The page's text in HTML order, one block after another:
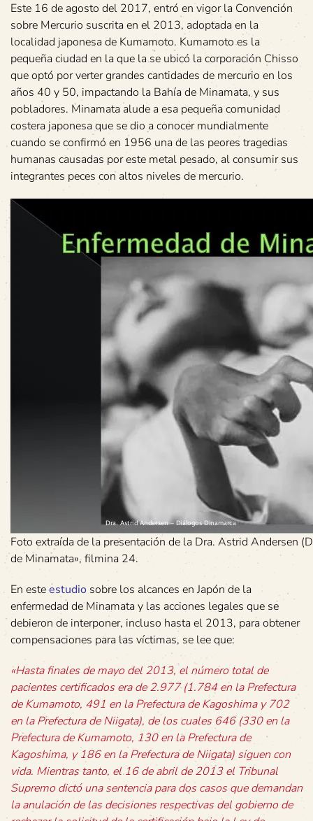
Este 16 de agosto del 2017, entró en vigor la Convención
sobre Mercurio suscrita en el 2013, adoptada en la
localidad japonesa de Kumamoto. Kumamoto es la
pequeña ciudad en la que la se ubicó la corporación Chisso
que optó por verter grandes cantidades de mercurio en los
años 40 y 50, impactando la Bahía de Minamata, y sus
pobladores. Minamata alude a esa pequeña comunidad
costera japonesa que se dio a conocer mundialmente
cuando se confirmó en 1956 una de las peores tragedias
humanas causadas por este metal pesado, al consumir sus
integrantes peces con altos niveles de mercurio.
Foto extraída de la presentación de la Dra. Astrid Andersen
de Minamata», filmina 24.
En esteestudio sobre los alcances en Japón de la
enfermedad de Minamata y las acciones legales que se
debieron de interponer, incluso hasta el 2013, para obtener
compensaciones para las víctimas, se lee que:
«Hasta finales de mayo del 2013, el número total de
pacientes certificados era de 2.977 (1.784 en la Prefectura
de Kumamoto, 491 en la Prefectura de Kagoshima y 702
en la Prefectura de Niigata), de los cuales 646 (330 en la
Prefectura de Kumamoto, 130 en la Prefectura de
Kagoshima, y 186 en la Prefectura de Niigata) siguen con
vida. Mientras tanto, el 16 de abril de 2013 el Tribunal
Supremo dictó una sentencia para dos casos que demandan
la anulación de las decisiones respectivas del gobierno de